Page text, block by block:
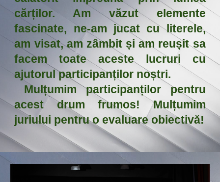
cărților. Am văzut elemente
fascinate, ne-am jucat cu literele,
am visat, am zâmbit și am reușit sa
facem toate aceste lucruri cu
ajutorul participanților noștri.
Mulțumim participanților pentru
acest drum frumos! Mulțumim
juriului pentru o evaluare obiectivă!